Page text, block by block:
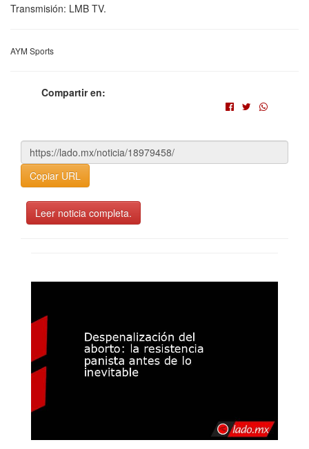
Transmisión: LMB TV.
AYM Sports
Compartir en:
Copiar URL
Leer noticia completa.